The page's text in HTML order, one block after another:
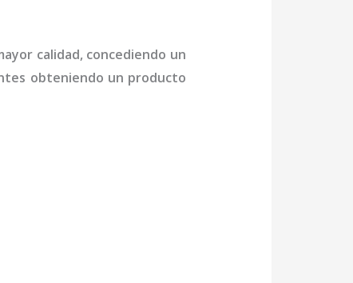
calidad, concediendo un
obteniendo un producto